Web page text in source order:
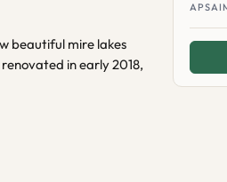
beautiful mire lakes
in early 2018,